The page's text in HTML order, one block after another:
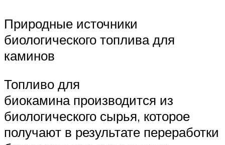
Природные источники
биологического топлива для
каминов
Топливо для
биокамина производится из
биологического сырья, которое
получают в результате переработки